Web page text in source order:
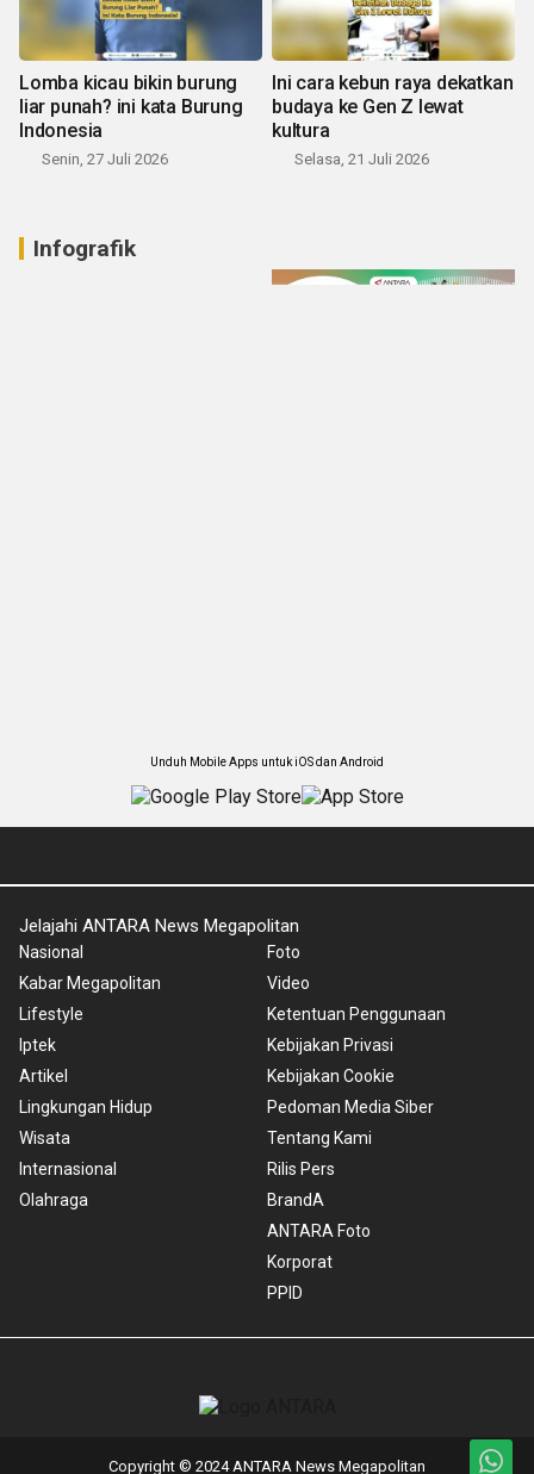
Lomba kicau bikin burung
liar punah? ini kata Burung
Indonesia
Senin, 27 Juli 2026
Ini cara kebun raya dekatkan
budaya ke Gen Z lewat
kultura
Selasa, 21 Juli 2026
Infografik
Unduh Mobile Apps untuk iOS dan Android
Jelajahi ANTARA News Megapolitan
Nasional
Kabar Megapolitan
Lifestyle
Iptek
Artikel
Lingkungan Hidup
Wisata
Internasional
Olahraga
Foto
Video
Ketentuan Penggunaan
Kebijakan Privasi
Kebijakan Cookie
Pedoman Media Siber
Tentang Kami
Rilis Pers
BrandA
ANTARA Foto
Korporat
PPID
Copyright © 2024 ANTARA News Megapolitan